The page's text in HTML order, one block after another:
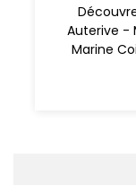
Auterive -
Marine